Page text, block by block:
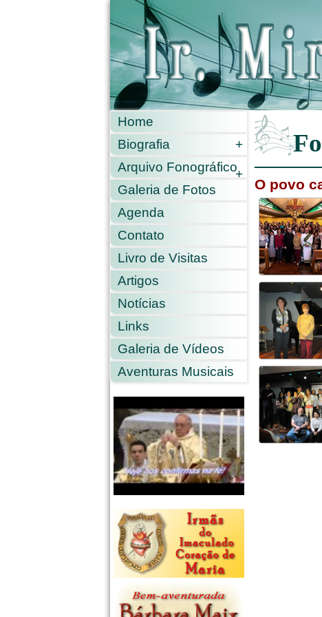
Home
Biografia
+
Arquivo Fonográfico+
Galeria de Fotos
Agenda
Contato
Livro de Visitas
Artigos
Notícias
Links
Galeria de Vídeos
Aventuras Musicais
O povo